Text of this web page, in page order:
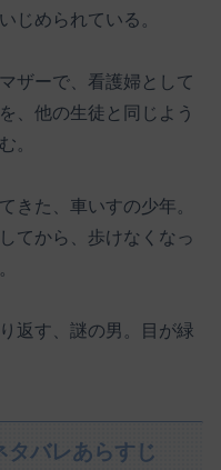
じめられている。
ザーで、看護婦として
、他の生徒と同じよう
。
きた、車いすの少年。
てから、歩けなくなっ
返す、謎の男。目が緑
タバレあらすじ